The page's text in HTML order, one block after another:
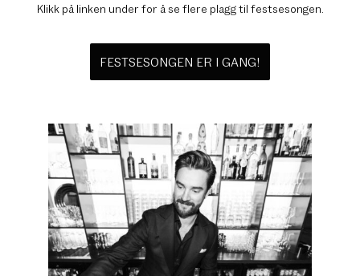
Klikk på linken under for å se flere plagg til festsesongen.
FESTSESONGEN ER I GANG!